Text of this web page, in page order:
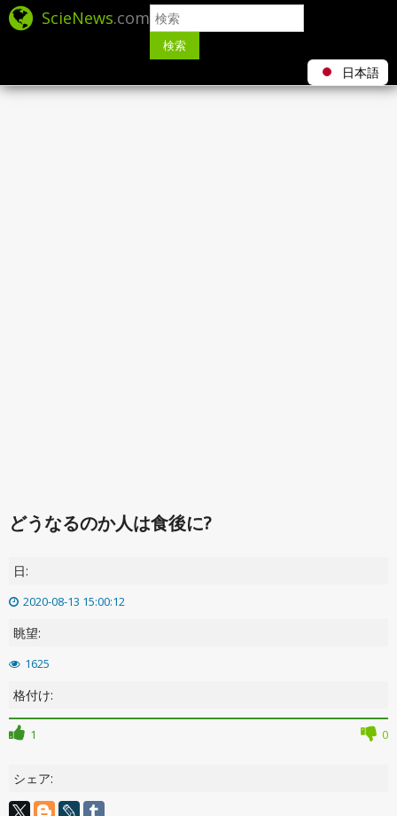
ScieNews.com
検索
日本語
どうなるのか人は食後に?
日:
2020-08-13 15:00:12
眺望:
1625
格付け:
1 0
シェア: